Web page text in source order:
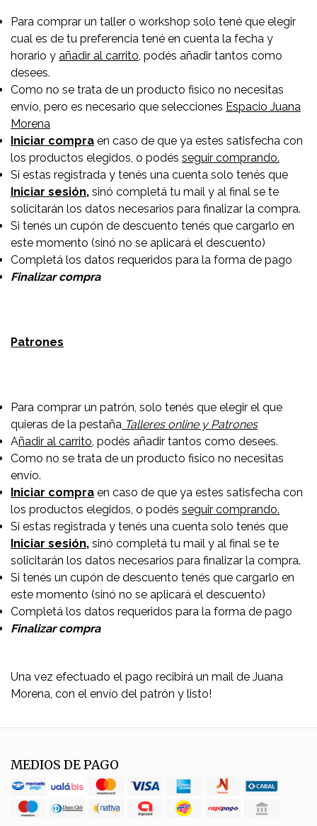
Para comprar un taller o workshop solo tené que elegir
cual es de tu preferencia tené en cuenta la fecha y
horario y añadir al carrito, podés añadir tantos como
desees.
Como no se trata de un producto fisico no necesitas
envío, pero es necesario que selecciones Espacio Juana
Morena
Iniciar compra en caso de que ya estes satisfecha con
los productos elegidos, o podés seguir comprando.
Si estas registrada y tenés una cuenta solo tenés que
Iniciar sesión, sinó completá tu mail y al final se te
solicitarán los datos necesarios para finalizar la compra.
Si tenés un cupón de descuento tenés que cargarlo en
este momento (sinó no se aplicará el descuento)
Completá los datos requeridos para la forma de pago
Finalizar compra
Patrones
Para comprar un patrón, solo tenés que elegir el que
quieras de la pestaña Talleres online y Patrones
Añadir al carrito, podés añadir tantos como desees.
Como no se trata de un producto fisico no necesitas
envío.
Iniciar compra en caso de que ya estes satisfecha con
los productos elegidos, o podés seguir comprando.
Si estas registrada y tenés una cuenta solo tenés que
Iniciar sesión, sinó completá tu mail y al final se te
solicitarán los datos necesarios para finalizar la compra.
Si tenés un cupón de descuento tenés que cargarlo en
este momento (sinó no se aplicará el descuento)
Completá los datos requeridos para la forma de pago
Finalizar compra
Una vez efectuado el pago recibirá un mail de Juana
Morena, con el envío del patrón y listo!
MEDIOS DE PAGO